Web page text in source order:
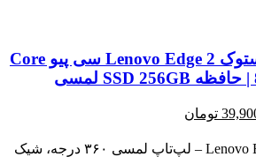
لپ‌تاپ 360 درجه استوک Lenovo Edge 2 سی پیو Core
43,600,000 تومان
تومان
39,900,000 تومان 💻 لپ تاپ Lenovo Edge 2-1580 – لپ‌تاپ لمسی ۳۶۰ درجه، شیک